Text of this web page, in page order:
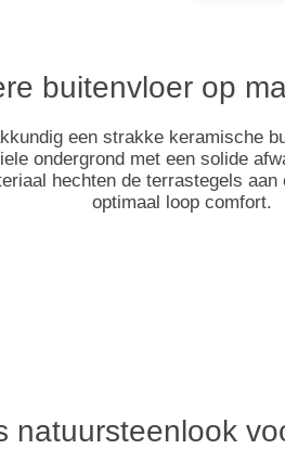
buitenvloer op
een strakke keramische
ondergrond met een solide
hechten de terrastegels
optimaal loop comfort.
natuursteenlook